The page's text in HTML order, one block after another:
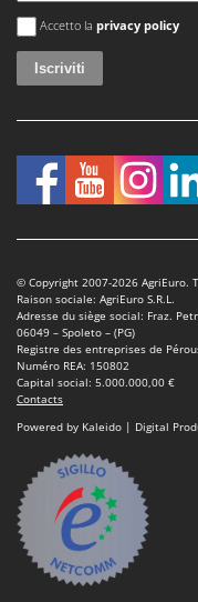
Si è verificato un errore
Accetto la privacy policy
© Copyright 2007-2026
Raison sociale: AgriEuro S.R.L.
Adresse du siège social: Fraz.
06049 – Spoleto – (PG)
Registre des entreprises de
Numéro REA: 150802
Capital social: 5.000.000,00 €
Contacts
Powered by Kaleido | Digital